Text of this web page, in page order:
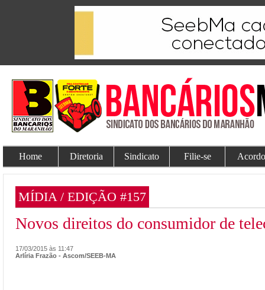
Home Diretoria Sindicato Filie-se
MÍDIA / EDIÇÃO #157
Novos direitos do consumidor de
17/03/2015 às 11:47
Arlíria Frazão - Ascom/SEEB-MA